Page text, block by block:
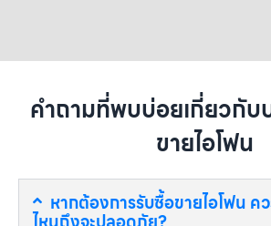
คำถามที่พบบ่อยเกี่ยวกับ
ขายไอโฟน
หากต้องการรับซื้อขายไอโฟน ค